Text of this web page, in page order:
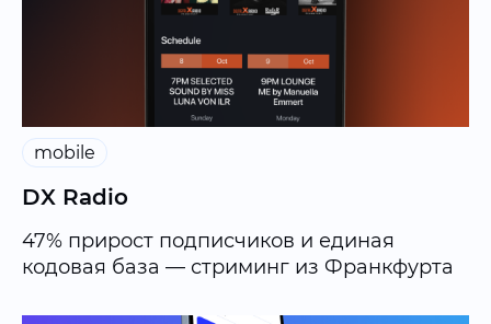
mobile
DX Radio
47% прирост подписчиков и единая
кодовая база — стриминг из Франкфурта